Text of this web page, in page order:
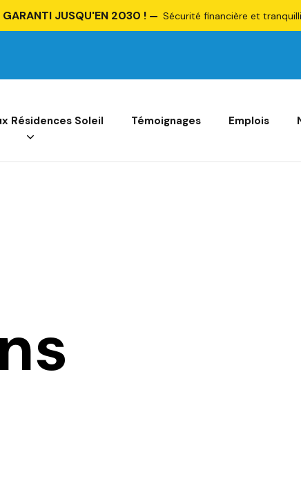
GARANTI JUSQU'EN 2030 ! Sécurité financière et
Résidences Soleil Témoignages Emplois